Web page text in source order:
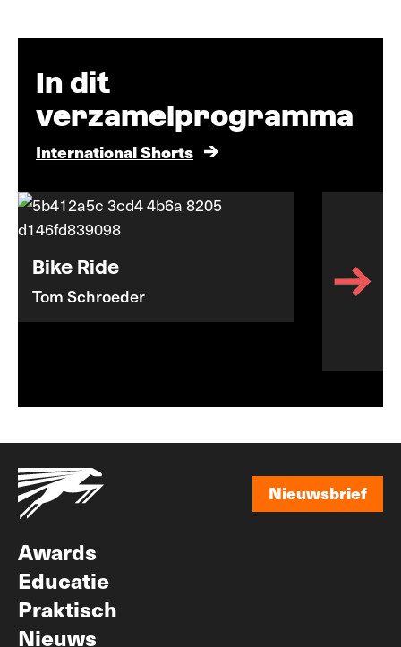
In dit
verzamelprogramma
International Shorts
Bike Ride
Tom Schroeder
Nieuwsbrief
Awards
Educatie
Praktisch
Nieuws